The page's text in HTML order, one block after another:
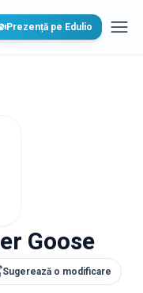
Prezență pe Edulio
Goose
Sugerează o modificare